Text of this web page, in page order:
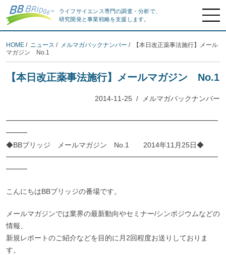
ライフサイエンス専門の調査・分析で、
研究開発と事業戦略を支援します。
HOME / ニュース / メルマガバックナンバー / 【本日改正薬事法施行】メール
マガジン No.1
【本日改正薬事法施行】メールマガジン No.1
2014-11-25 / メルマガバックナンバー
━━━━━━━━━━━━━━━━━━━━━━━━━━━━━━
━━━
◆BBブリッジ メールマガジン No.1 2014年11月25日◆
━━━━━━━━━━━━━━━━━━━━━━━━━━━━━━
━━━
こんにちはBBブリッジの番場です。
メールマガジンでは業界の最新動向やセミナー/シンポジウムなどの
情報、
新規レポートのご紹介などを目的に月2回程度お送りしておりま
す。